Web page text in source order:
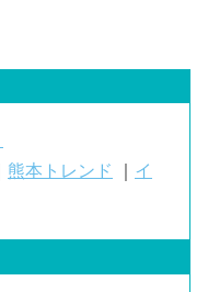
熊本トレンド
イ